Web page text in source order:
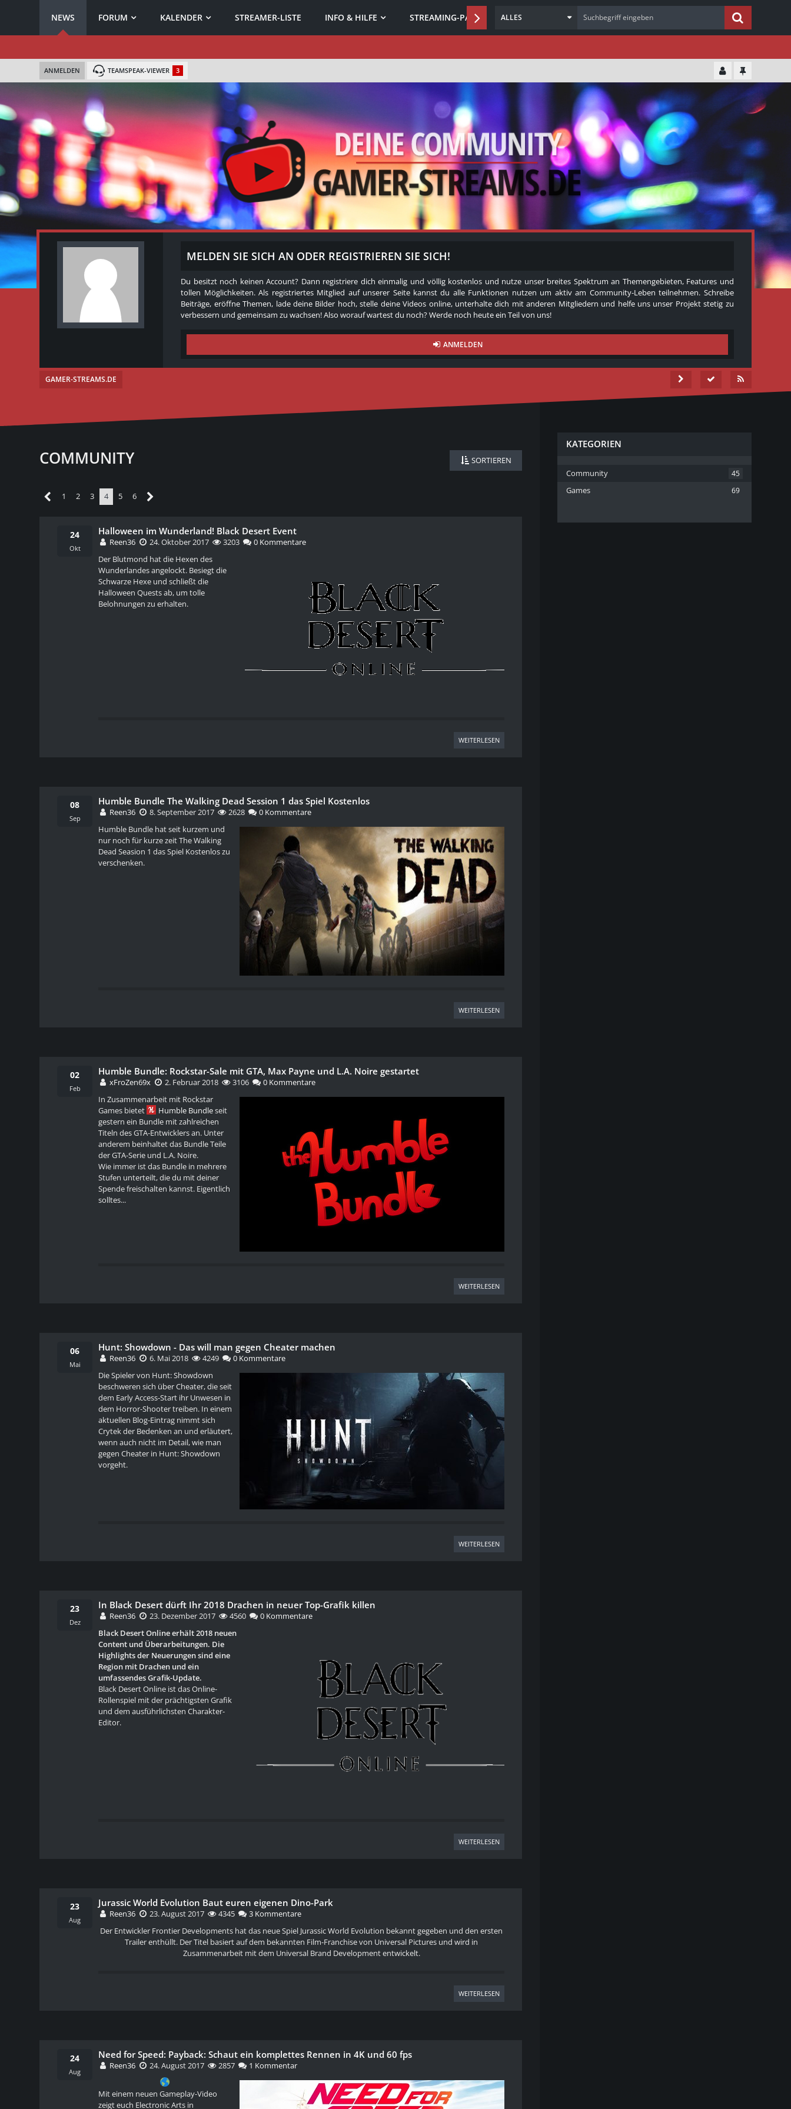
NEWS FORUM KALENDER STREAMER-LISTE INFO & HILFE STREAMING-PARTNER ALLES
ANMELDEN TEAMSPEAK-VIEWER 3
MELDEN SIE SICH AN ODER REGISTRIEREN SIE SICH!
Du besitzt noch keinen Account? Dann registriere dich einmalig und völlig kostenlos und nutze unser breites Spektrum an Themengebieten, Features und
tollen Möglichkeiten. Als registriertes Mitglied auf unserer Seite kannst du alle Funktionen nutzen um aktiv am Community-Leben teilnehmen. Schreibe
Beiträge, eröffne Themen, lade deine Bilder hoch, stelle deine Videos online, unterhalte dich mit anderen Mitgliedern und helfe uns unser Projekt stetig zu
verbessern und gemeinsam zu wachsen! Also worauf wartest du noch? Werde noch heute ein Teil von uns!
ANMELDEN
GAMER-STREAMS.DE
COMMUNITY SORTIEREN
1 2 3 4 5 6
24
Okt
Halloween im Wunderland! Black Desert Event
Reen36 24. Oktober 2017 3203
0 Kommentare
Der Blutmond hat die Hexen des
Wunderlandes angelockt. Besiegt die
Schwarze Hexe und schließt die
Halloween Quests ab, um tolle
Belohnungen zu erhalten.
WEITERLESEN
08
Sep
Humble Bundle The Walking Dead Session 1 das Spiel Kostenlos
Reen36 8. September 2017 2628
0 Kommentare
Humble Bundle hat seit kurzem und
nur noch für kurze zeit The Walking
Dead Seasion 1 das Spiel Kostenlos zu
verschenken.
WEITERLESEN
02
Feb
Humble Bundle: Rockstar-Sale mit GTA, Max Payne und L.A. Noire gestartet
xFroZen69x 2. Februar 2018 3106
0 Kommentare
In Zusammenarbeit mit Rockstar
Games bietet
Humble Bundleseit
gestern ein Bundle mit zahlreichen
Titeln des GTA-Entwicklers an. Unter
anderem beinhaltet das Bundle Teile
der GTA-Serie und L.A. Noire.
Wie immer ist das Bundle in mehrere
Stufen unterteilt, die du mit deiner
Spende freischalten kannst. Eigentlich
solltes...
WEITERLESEN
06
Mai
Hunt: Showdown - Das will man gegen Cheater machen
Reen36 6. Mai 2018 4249
0 Kommentare
Die Spieler von Hunt: Showdown
beschweren sich über Cheater, die seit
dem Early Access-Start ihr Unwesen in
dem Horror-Shooter treiben. In einem
aktuellen Blog-Eintrag nimmt sich
Crytek der Bedenken an und erläutert,
wenn auch nicht im Detail, wie man
gegen Cheater in Hunt: Showdown
vorgeht.
WEITERLESEN
23
Dez
In Black Desert dürft Ihr 2018 Drachen in neuer Top-Grafik killen
Reen36 23. Dezember 2017 4560
0 Kommentare
Black Desert Online erhält 2018 neuen
Content und Überarbeitungen. Die
Highlights der Neuerungen sind eine
Region mit Drachen und ein
umfassendes Grafik-Update.
Black Desert Online ist das Online-
Rollenspiel mit der prächtigsten Grafik
und dem ausführlichsten Charakter-
Editor.
WEITERLESEN
23
Aug
Jurassic World Evolution Baut euren eigenen Dino-Park
Reen36 23. August 2017 4345
3 Kommentare
Der Entwickler Frontier Developments hat das neue Spiel Jurassic World Evolution bekannt gegeben und den ersten
Trailer enthüllt. Der Titel basiert auf dem bekannten Film-Franchise von Universal Pictures und wird in
Zusammenarbeit mit dem Universal Brand Development entwickelt.
WEITERLESEN
24
Aug
Need for Speed: Payback: Schaut ein komplettes Rennen in 4K und 60 fps
Reen36 24. August 2017 2857 1 Kommentar
Mit einem neuen Gameplay-Video
zeigt euch Electronic Arts in
KATEGORIEN
Community 45
Games 69